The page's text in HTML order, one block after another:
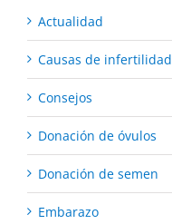
Actualidad
Causas de infertilidad
Consejos
Donación de óvulos
Donación de semen
Embarazo